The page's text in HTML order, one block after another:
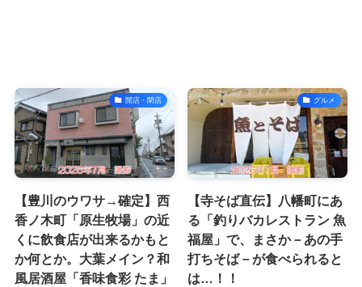
開店・閉店
【豊川のウワサ→確定】西
香ノ木町「原生牧場」の近
くに飲食店が出来るかもと
か何とか。大葉メイン？和
風居酒屋「香味食彩 たま」
グルメ
【寺そば直伝】八幡町にあ
る「釣りバカレストラン 魚
福屋」で、まさか－あの手
打ちそば－が食べられると
は…！！